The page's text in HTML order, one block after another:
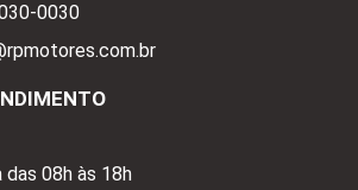
0030
das 08h às 18h